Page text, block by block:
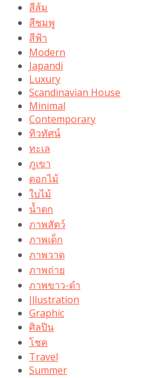
สีส้ม
สีชมพู
สีฟ้า
Modern
Japandi
Luxury
Scandinavian House
Minimal
Contemporary
ทิวทัศน์
ทะเล
ภูเขา
ดอกไม้
ใบไม้
น้ำตก
ภาพสัตว์
ภาพเด็ก
ภาพวาด
ภาพถ่าย
ภาพขาว-ดำ
Illustration
Graphic
ศิลปิน
โชค
Travel
Summer